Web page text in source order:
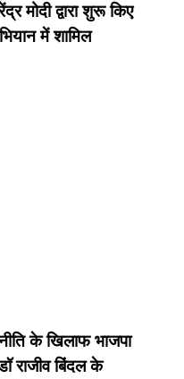
मोदी द्वारा शुरू किए
में शामिल
के खिलाफ भाजपा
राजीव बिंदल के